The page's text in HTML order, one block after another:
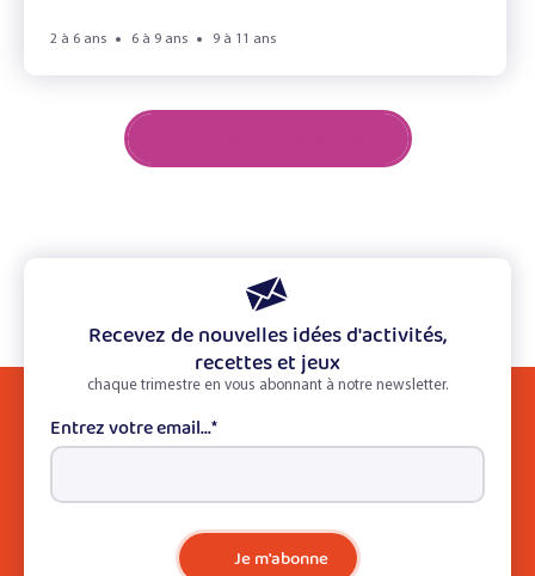
2 à 6 ans 6 à 9 ans 9 à 11 ans
Recevez de nouvelles idées d'activités,
recettes et jeux
chaque trimestre en vous abonnant à notre newsletter.
Entrez votre email...*
Je m'abonne